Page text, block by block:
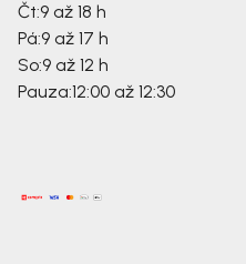
Čt:9 až 18 h
Pá:9 až 17 h
So:9 až 12 h
Pauza:12:00 až 12:30